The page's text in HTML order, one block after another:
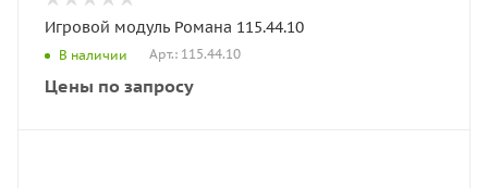
Игровой модуль Романа 115.44.10
В наличии Арт.: 115.44.10
Цены по запросу